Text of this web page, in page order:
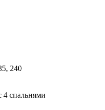
240
4 спальнями